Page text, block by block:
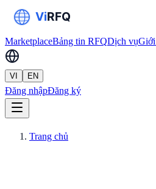
MarketplaceBảng tin RFQDịch vụ
VI EN
Đăng nhậpĐăng ký
Trang chủ